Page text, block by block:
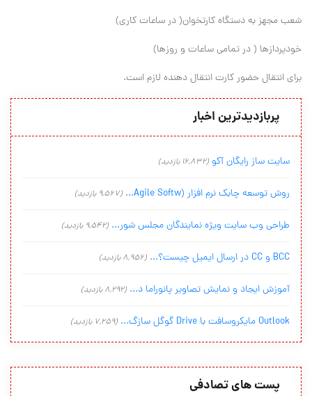
شعب مجهز به دستگاه کارتخوان( در ساعات کاری)
خودپردازها ( در تمامی ساعات و روزها)
برای انتقال حضور کارت انتقال دهنده لازم است.
پربازدیدترین اخبار
سایت ساز رایگان آکو (16,832 بازدید)
روش توسعه چابک نرم افزار (Agile Softw... (9,567 بازدید)
طراحی وب سایت ویژه نمایندگان مجلس شور... (9,542 بازدید)
BCC و CC در ارسال ایمیل چیست؟... (8,956 بازدید)
آموزش ایجاد و نمایش تصاویر پانوراما د... (8,292 بازدید)
Outlook مایکروسافت با Drive گوگل سازگ... (7,259 بازدید)
پست های تصادفی